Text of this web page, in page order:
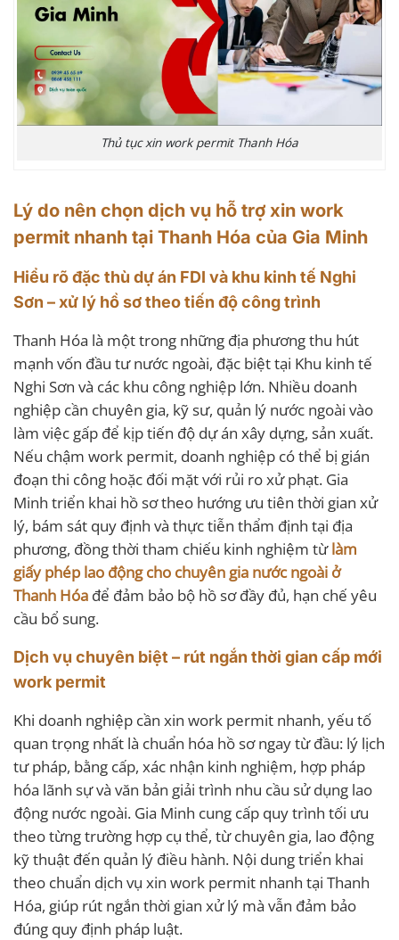
Thủ tục xin work permit Thanh Hóa
Lý do nên chọn dịch vụ hỗ trợ xin work
permit nhanh tại Thanh Hóa của Gia Minh
Hiểu rõ đặc thù dự án FDI và khu kinh tế Nghi
Sơn – xử lý hồ sơ theo tiến độ công trình
Thanh Hóa là một trong những địa phương thu hút
mạnh vốn đầu tư nước ngoài, đặc biệt tại Khu kinh tế
Nghi Sơn và các khu công nghiệp lớn. Nhiều doanh
nghiệp cần chuyên gia, kỹ sư, quản lý nước ngoài vào
làm việc gấp để kịp tiến độ dự án xây dựng, sản xuất.
Nếu chậm work permit, doanh nghiệp có thể bị gián
đoạn thi công hoặc đối mặt với rủi ro xử phạt. Gia
Minh triển khai hồ sơ theo hướng ưu tiên thời gian xử
lý, bám sát quy định và thực tiễn thẩm định tại địa
phương, đồng thời tham chiếu kinh nghiệm từlàm
giấy phép lao động cho chuyên gia nước ngoài ở
Thanh Hóa để đảm bảo bộ hồ sơ đầy đủ, hạn chế yêu
cầu bổ sung.
Dịch vụ chuyên biệt – rút ngắn thời gian cấp mới
work permit
Khi doanh nghiệp cần xin work permit nhanh, yếu tố
quan trọng nhất là chuẩn hóa hồ sơ ngay từ đầu: lý lịch
tư pháp, bằng cấp, xác nhận kinh nghiệm, hợp pháp
hóa lãnh sự và văn bản giải trình nhu cầu sử dụng lao
động nước ngoài. Gia Minh cung cấp quy trình tối ưu
theo từng trường hợp cụ thể, từ chuyên gia, lao động
kỹ thuật đến quản lý điều hành. Nội dung triển khai
theo chuẩn dịch vụ xin work permit nhanh tại Thanh
Hóa, giúp rút ngắn thời gian xử lý mà vẫn đảm bảo
đúng quy định pháp luật.